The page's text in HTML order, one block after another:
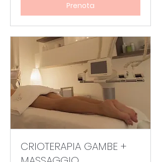
Prenota
CRIOTERAPIA GAMBE +